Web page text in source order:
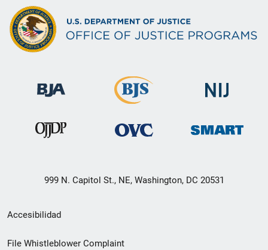
999 N. Capitol St., NE, Washington, DC 20531
Menú
de
Accesibilidad
File Whistleblower Complaint